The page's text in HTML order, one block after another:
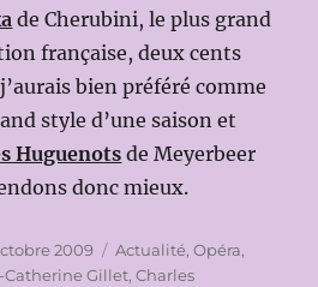
de Cherubini, le plus grand
française, deux cents
bien préféré comme
style d’une saison et
Huguenots de Meyerbeer
donc mieux.
2009 Catégories
Actualité,Opéra,
Catherine Gillet,Charles